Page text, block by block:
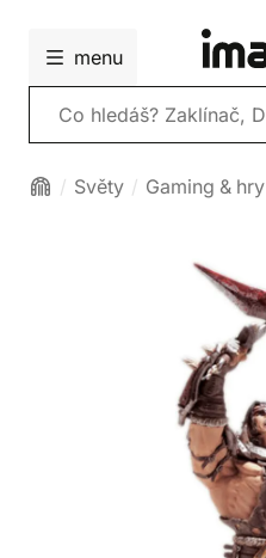
menu
Vyhledávání
Světy Gaming & hry